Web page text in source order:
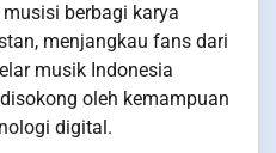
berbagi karya
menjangkau fans dari
musik Indonesia
oleh kemampuan
digital.